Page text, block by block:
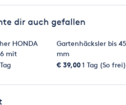
dir auch gefallen
HONDA
mit
Gartenhäcksler bis 45
mm
€ 39,001 Tag (So frei)